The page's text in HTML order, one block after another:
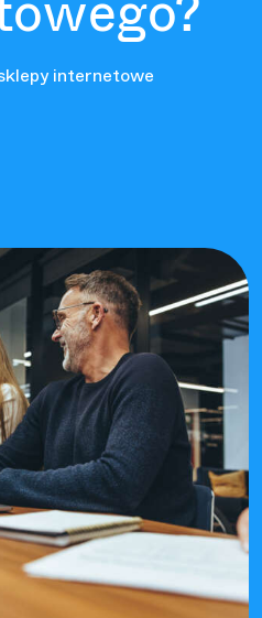
internetowe